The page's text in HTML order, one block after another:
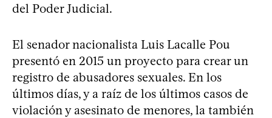
del Poder Judicial.
El senador nacionalista Luis Lacalle Pou
presentó en 2015 un proyecto para crear un
registro de abusadores sexuales. En los
últimos días, y a raíz de los últimos casos de
violación y asesinato de menores, la también